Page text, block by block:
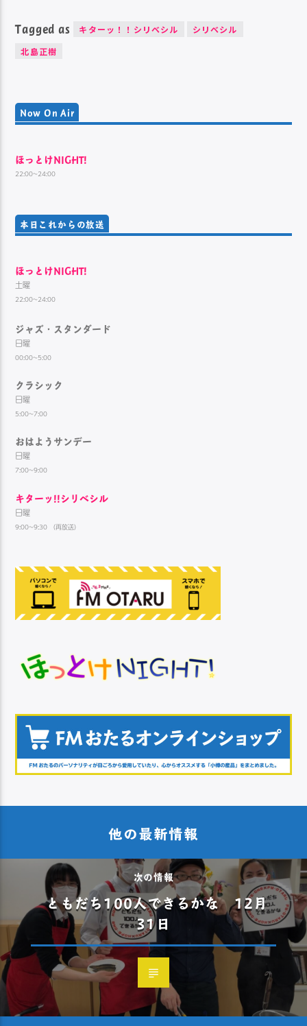
Tagged as キターッ！！シリベシル
シリベシル
北島正樹
Now On Air
ほっとけNIGHT!
22:00~24:00
本日これからの放送
ほっとけNIGHT!
土曜
22:00~24:00
ジャズ・スタンダード
日曜
00:00~5:00
クラシック
日曜
5:00~7:00
おはようサンデー
日曜
7:00~9:00
キターッ!!シリベシル
日曜
9:00~9:30 （再放送）
他の最新情報
次の情報
ともだち100人できるかな 12月
31日